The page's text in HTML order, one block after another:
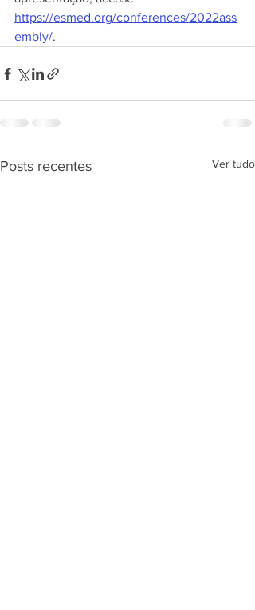
https://esmed.org/conferences/2022ass
embly/.
Posts recentes Ver tudo